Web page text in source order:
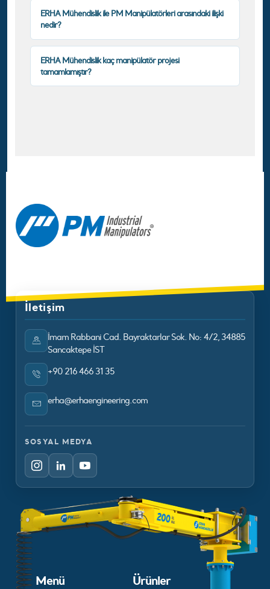
ERHA Mühendislik ile PM Manipülatörleri arasındaki ilişki
nedir?
ERHA Mühendislik kaç manipülatör projesi
tamamlamıştır?
İletişim
İmam Rabbani Cad. Bayraktarlar Sok. No: 4/2, 34885
Sancaktepe İST
+90 216 466 31 35
erha@erhaengineering.com
SOSYAL MEDYA
Menü Ürünler